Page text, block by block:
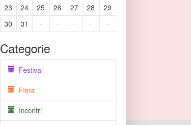
23
24 25 26 27 28
29
30
31 · · · · ·
Categorie
Festival
Fiera
Incontri